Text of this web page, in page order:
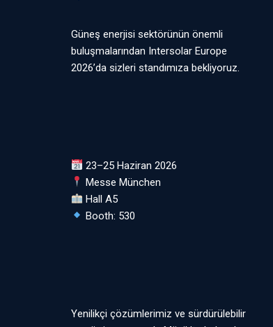
Güneş enerjisi sektörünün önemli
buluşmalarından Intersolar Europe
2026’da sizleri standımıza bekliyoruz.
23–25 Haziran 2026
Messe München
Hall A5
Booth: 530
Yenilikçi çözümlerimiz ve sürdürülebilir